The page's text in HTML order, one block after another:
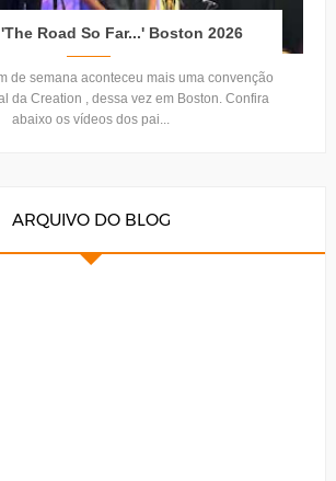
Road So Far...' Boston 2026
de semana aconteceu mais uma convenção
da Creation , dessa vez em Boston. Confira
abaixo os vídeos dos pai...
ARQUIVO DO BLOG